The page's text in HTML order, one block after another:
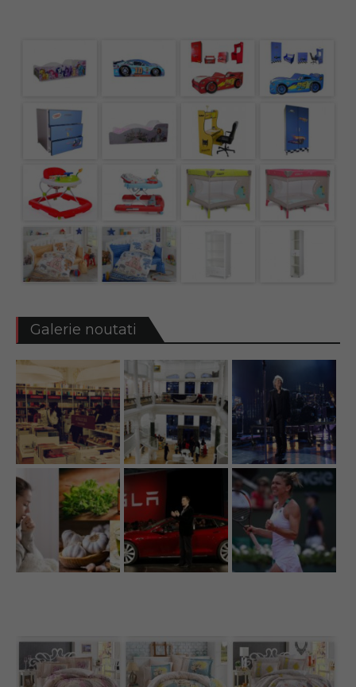
Galerie noutati